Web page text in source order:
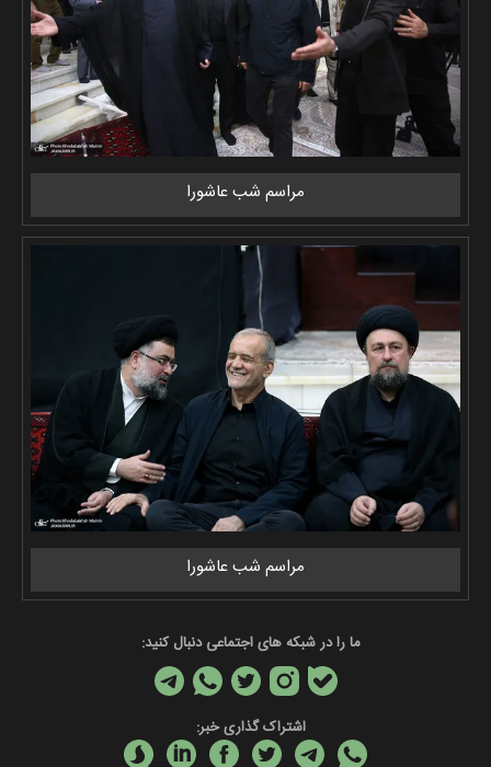
مراسم شب عاشورا
مراسم شب عاشورا
ما را در شبکه های اجتماعی دنبال کنید:
اشتراک گذاری خبر: